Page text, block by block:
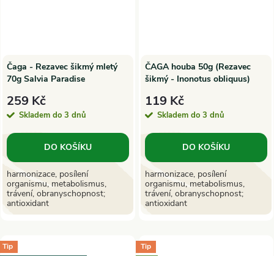
Čaga - Rezavec šikmý mletý
70g Salvia Paradise
259 Kč
Skladem do 3 dnů
DO KOŠÍKU
harmonizace, posílení
organismu, metabolismus,
trávení, obranyschopnost;
antioxidant
ČAGA houba 50g (Rezavec
šikmý - Inonotus obliquus)
119 Kč
Skladem do 3 dnů
DO KOŠÍKU
harmonizace, posílení
organismu, metabolismus,
trávení, obranyschopnost;
antioxidant
Tip Tip